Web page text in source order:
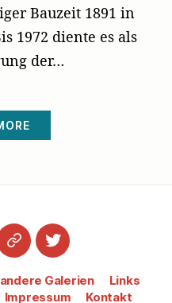
Bauzeit 1891 in
1972 diente es als
der…
Impressum
Twitter
andere Galerien
Links
Impressum Kontakt